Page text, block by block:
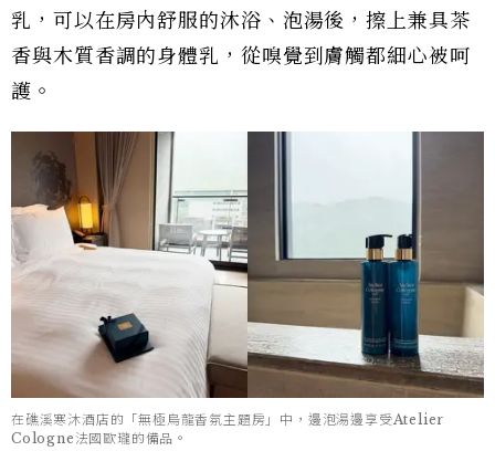
乳，可以在房內舒服的沐浴、泡湯後，擦上兼具茶
香與木質香調的身體乳，從嗅覺到膚觸都細心被呵
護。
在礁溪寒沐酒店的「無極烏龍香氛主題房」中，邊泡湯邊享受Atelier
Cologne法國歐瓏的備品。